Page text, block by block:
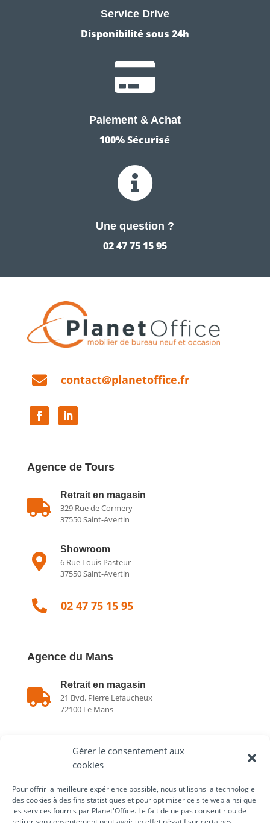
Gérer le consentement aux
cookies
Pour offrir la meilleure expérience possible, nous utilisons la technologie
des cookies à des fins statistiques et pour optimiser ce site web ainsi que
les services fournis par Planet'Office. Le fait de ne pas consentir ou de
Service Drive
Disponibilité sous 24h

Paiement & Achat
100% Sécurisé

Une question ?
02 47 75 15 95
 contact@planetoffice.fr
Agence de Tours

Retrait en magasin
329 Rue de Cormery
37550 Saint-Avertin

Showroom
6 Rue Louis Pasteur
37550 Saint-Avertin
 02 47 75 15 95
Agence du Mans

Retrait en magasin
21 Bvd. Pierre Lefaucheux
72100 Le Mans
21 Bvd. Pierre Lefaucheux
72100 Le Mans
 02 43 75 78 75